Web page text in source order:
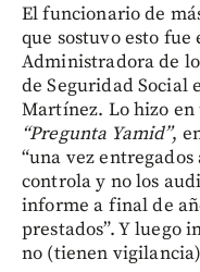
El funcionario de
que sostuvo esto
Administradora de
de Seguridad Social
Martínez. Lo hizo
“Pregunta Yamid”,
“una vez entregados
controla y no los
informe a final de
prestados”. Y luego
no (tienen